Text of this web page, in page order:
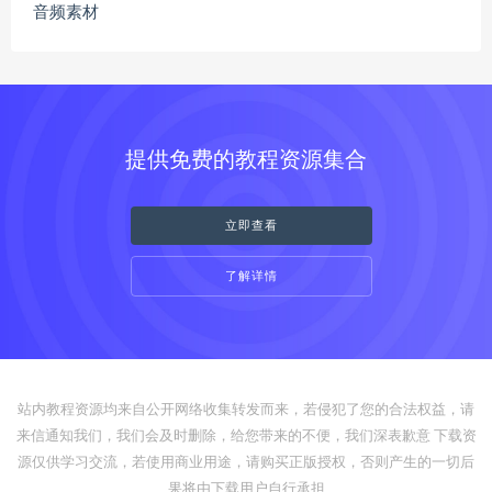
音频素材
提供免费的教程资源集合
立即查看
了解详情
站内教程资源均来自公开网络收集转发而来，若侵犯了您的合法权益，请
来信通知我们，我们会及时删除，给您带来的不便，我们深表歉意 下载资
源仅供学习交流，若使用商业用途，请购买正版授权，否则产生的一切后
果将由下载用户自行承担